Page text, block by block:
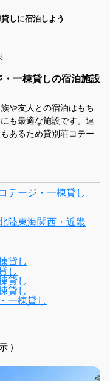
しに宿泊しよう
一棟貸しの宿泊施設
や友人との宿泊はもち
も最適な施設です。連
あるため貸別荘コテー
テージ・一棟貸し
陸東海関西・近畿
貸し
し
貸し
貸し
一棟貸し
)